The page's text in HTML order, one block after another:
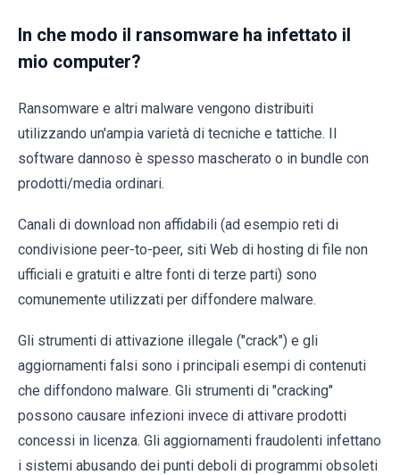
In che modo il ransomware ha infettato il
mio computer?
Ransomware e altri malware vengono distribuiti
utilizzando un'ampia varietà di tecniche e tattiche. Il
software dannoso è spesso mascherato o in bundle con
prodotti/media ordinari.
Canali di download non affidabili (ad esempio reti di
condivisione peer-to-peer, siti Web di hosting di file non
ufficiali e gratuiti e altre fonti di terze parti) sono
comunemente utilizzati per diffondere malware.
Gli strumenti di attivazione illegale ("crack") e gli
aggiornamenti falsi sono i principali esempi di contenuti
che diffondono malware. Gli strumenti di "cracking"
possono causare infezioni invece di attivare prodotti
concessi in licenza. Gli aggiornamenti fraudolenti infettano
i sistemi abusando dei punti deboli di programmi obsoleti